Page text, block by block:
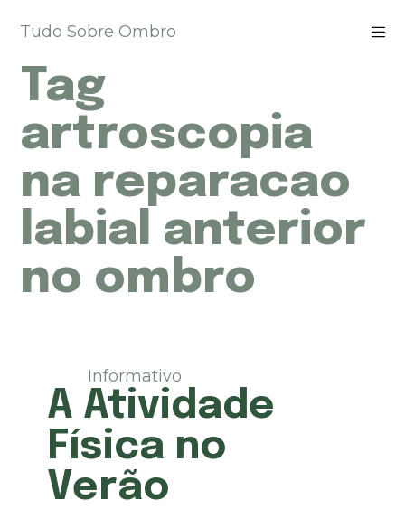
u
a
a
a
o
e
Tudo Sobre Ombro
Tag
artroscopia
na reparacao
labial anterior
no ombro
Informativo
A Atividade
Física no
Verão